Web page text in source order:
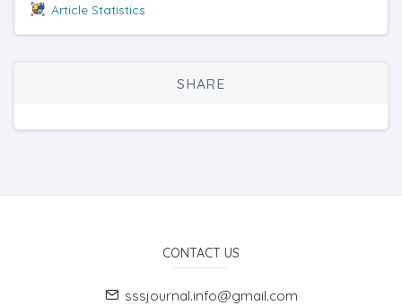
Article Statistics
SHARE
CONTACT US
sssjournal.info@gmail.com